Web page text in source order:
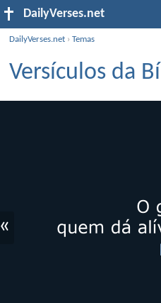
DailyVerses.net
DailyVerses.net ›Temas
Versículos da
«